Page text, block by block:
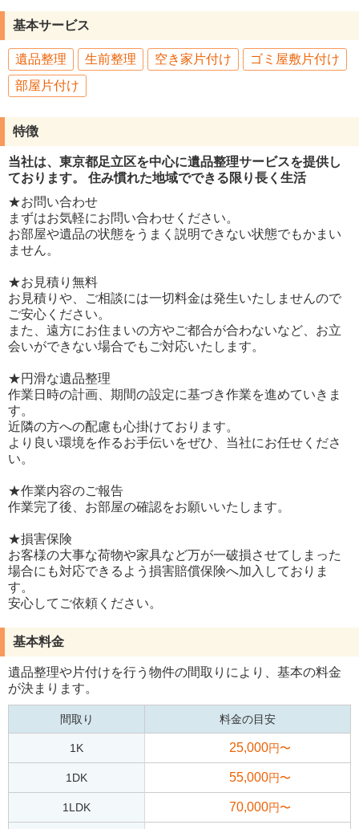
基本サービス
遺品整理 生前整理 空き家片付け
ゴミ屋敷片付け
部屋片付け
特徴
当社は、東京都足立区を中心に遺品整理サービスを提供し
ております。 住み慣れた地域でできる限り長く生活
★お問い合わせ
まずはお気軽にお問い合わせください。
お部屋や遺品の状態をうまく説明できない状態でもかまい
ません。
★お見積り無料
お見積りや、ご相談には一切料金は発生いたしませんので
ご安心ください。
また、遠方にお住まいの方やご都合が合わないなど、お立
会いができない場合でもご対応いたします。
★円滑な遺品整理
作業日時の計画、期間の設定に基づき作業を進めていきま
す。
近隣の方への配慮も心掛けております。
より良い環境を作るお手伝いをぜひ、当社にお任せくださ
い。
★作業内容のご報告
作業完了後、お部屋の確認をお願いいたします。
★損害保険
お客様の大事な荷物や家具など万が一破損させてしまった
場合にも対応できるよう損害賠償保険へ加入しておりま
す。
安心してご依頼ください。
基本料金
遺品整理や片付けを行う物件の間取りにより、基本の料金
が決まります。
間取り 料金の目安
1K 25,000円〜
1DK 55,000円〜
1LDK 70,000円〜